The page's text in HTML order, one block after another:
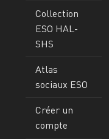
Collection
ESO HAL-
SHS
Atlas
sociaux ESO
Créer un
compte